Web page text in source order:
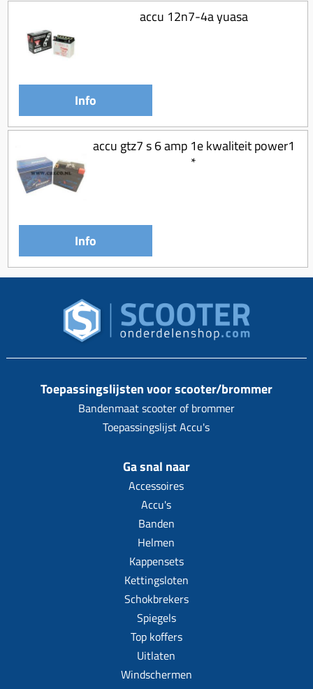
accu 12n7-4a yuasa
Info
accu gtz7 s 6 amp 1e kwaliteit power1
*
Info
Toepassingslijsten voor scooter/brommer
Bandenmaat scooter of brommer
Toepassingslijst Accu's
Ga snal naar
Accessoires
Accu's
Banden
Helmen
Kappensets
Kettingsloten
Schokbrekers
Spiegels
Top koffers
Uitlaten
Windschermen